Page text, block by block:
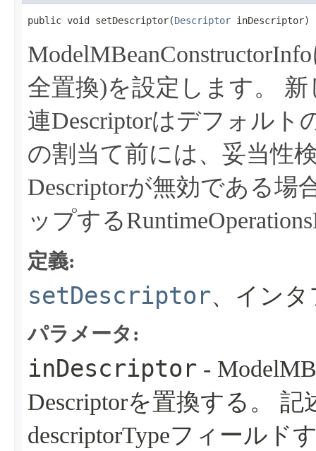
public void setDescriptor​(Descriptor inDescriptor)
全置換)を設定します。
新
連Descriptorはデフォルト
の割当て前には、妥当性
Descriptorが無効である場
ップする
定義:
setDescriptor、イン
パラメータ:
inDescriptor -
Descriptorを置換する。
記
descriptorTypeフィールド